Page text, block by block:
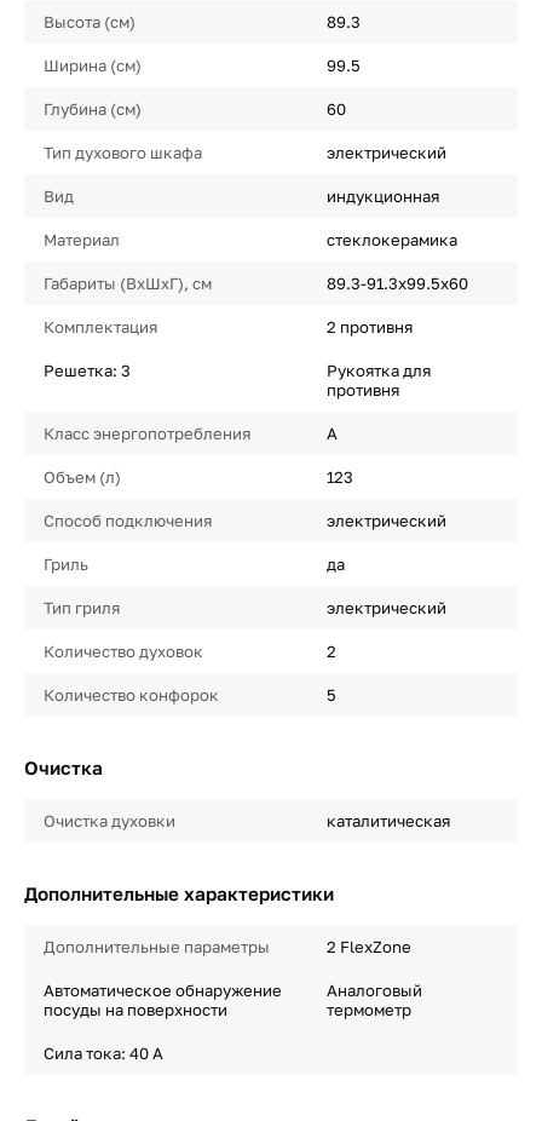
Высота (см) 89.3
Ширина (см) 99.5
Глубина (см) 60
Тип духового шкафа электрический
Вид индукционная
Материал стеклокерамика
Габариты (ВхШхГ), см 89.3-91.3х99.5х60
Комплектация 2 противня
Решетка: 3
Рукоятка для
противня
Класс энергопотребления A
Объем (л) 123
Способ подключения электрический
Гриль да
Тип гриля электрический
Количество духовок 2
Количество конфорок 5
Очистка
Очистка духовки каталитическая
Дополнительные характеристики
Дополнительные параметры 2 FlexZone
Автоматическое обнаружение
посуды на поверхности
Аналоговый
термометр
Сила тока: 40 A